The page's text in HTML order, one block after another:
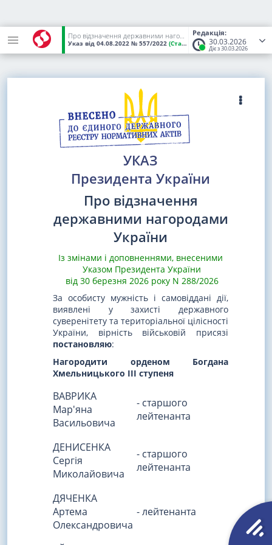
Редакція:
30.03.2026
Діє з 30.03.2026
Про відзначення державними нагородами України
Указ від 04.08.2022 № 557/2022 (Статус: Чинний)
УКАЗ
Президента України
Про відзначення
державними нагородами
України
Із змінами і доповненнями, внесеними
Указом Президента України
від 30 березня 2026 року N 288/2026
За особисту мужність і самовіддані дії,
виявлені у захисті державного
суверенітету та територіальної цілісності
України, вірність військовій присязі
постановляю:
Нагородити орденом Богдана
Хмельницького III ступеня
ВАВРИКА
Мар'яна
Васильовича
- старшого
лейтенанта
ДЕНИСЕНКА
Сергія
Миколайовича
- старшого
лейтенанта
ДЯЧЕНКА
Артема
Олександровича
- лейтенанта